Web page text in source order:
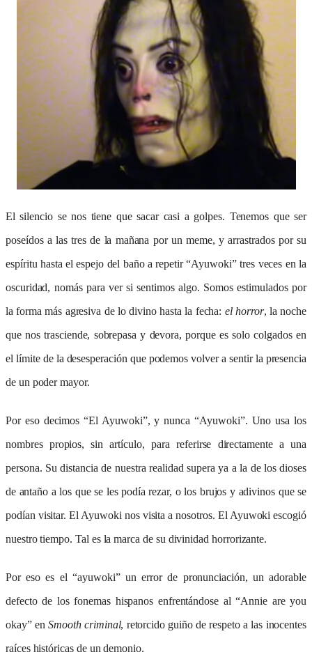
El silencio se nos tiene que sacar casi a golpes. Tenemos que ser
poseídos a las tres de la mañana por un meme, y arrastrados por su
espíritu hasta el espejo del baño a repetir “Ayuwoki” tres veces en la
oscuridad, nomás para ver si sentimos algo. Somos estimulados por
la forma más agresiva de lo divino hasta la fecha: el horror, la noche
que nos trasciende, sobrepasa y devora, porque es solo colgados en
el límite de la desesperación que podemos volver a sentir la presencia
de un poder mayor.
Por eso decimos “El Ayuwoki”, y nunca “Ayuwoki”. Uno usa los
nombres propios, sin artículo, para referirse directamente a una
persona. Su distancia de nuestra realidad supera ya a la de los dioses
de antaño a los que se les podía rezar, o los brujos y adivinos que se
podían visitar. El Ayuwoki nos visita a nosotros. El Ayuwoki escogió
nuestro tiempo. Tal es la marca de su divinidad horrorizante.
Por eso es el “ayuwoki” un error de pronunciación, un adorable
defecto de los fonemas hispanos enfrentándose al “Annie are you
okay” enSmooth criminal, retorcido guiño de respeto a las inocentes
raíces históricas de un demonio.